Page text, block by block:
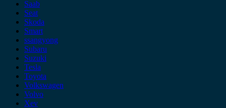
Saab
Seat
Skoda
Smart
ssangyong
Subaru
Suzuki
Tesla
Toyota
Volkswagen
Volvo
Xev